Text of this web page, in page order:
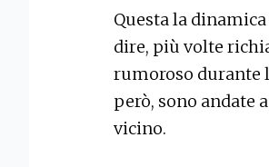
Questa la
dire, più volte
rumoroso durante
però, sono andate
vicino.